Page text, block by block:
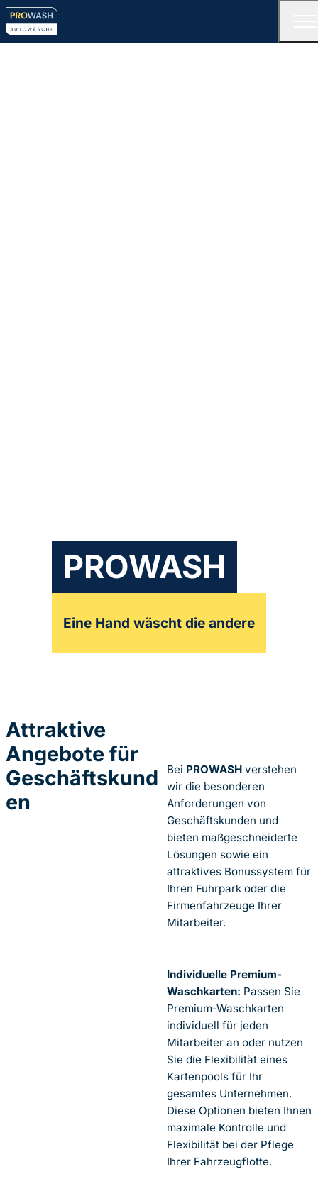
PROWASH
Eine Hand wäscht die andere
Attraktive
Angebote für
Geschäftskund
en
Bei PROWASH verstehen
wir die besonderen
Anforderungen von
Geschäftskunden und
bieten maßgeschneiderte
Lösungen sowie ein
attraktives Bonussystem für
Ihren Fuhrpark oder die
Firmenfahrzeuge Ihrer
Mitarbeiter.
Individuelle Premium-
Waschkarten: Passen Sie
Premium-Waschkarten
individuell für jeden
Mitarbeiter an oder nutzen
Sie die Flexibilität eines
Kartenpools für Ihr
gesamtes Unternehmen.
Diese Optionen bieten Ihnen
maximale Kontrolle und
Flexibilität bei der Pflege
Ihrer Fahrzeugflotte.